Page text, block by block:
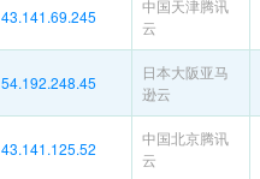
43.141.69.245
中国天津腾讯
云
54.192.248.45
日本大阪亚马
逊云
43.141.125.52
中国北京腾讯
云